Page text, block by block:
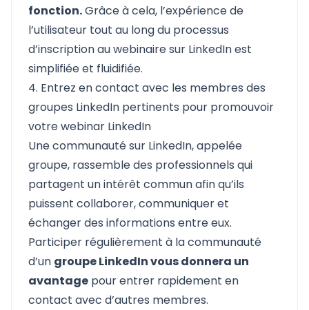
fonction.Grâce à cela, l’expérience de
l’utilisateur tout au long du processus
d’inscription au webinaire sur LinkedIn est
simplifiée et fluidifiée.
4. Entrez en contact avec les membres des
groupes LinkedIn pertinents pour promouvoir
votre webinar LinkedIn
Une communauté sur LinkedIn, appelée
groupe, rassemble des professionnels qui
partagent un intérêt commun afin qu’ils
puissent collaborer, communiquer et
échanger des informations entre eux.
Participer régulièrement à la communauté
d’un groupe LinkedIn vous donnera un
avantage pour entrer rapidement en
contact avec d’autres membres.